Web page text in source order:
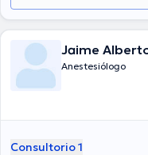
Jaime
Anestesiólogo
Consultorio 1